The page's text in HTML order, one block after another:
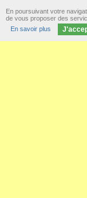
En poursuivant votre
de vous proposer des
En savoir plus